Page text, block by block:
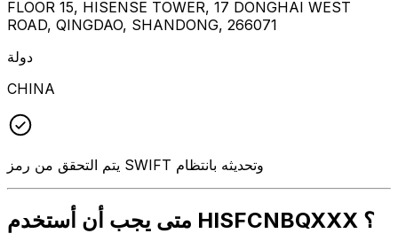
FLOOR 15, HISENSE TOWER, 17 DONGHAI WEST
ROAD, QINGDAO, SHANDONG, 266071
دولة
CHINA
يتم التحقق من رمز SWIFT وتحديثه بانتظام
متى يجب أن أستخدم HISFCNBQXXX ؟